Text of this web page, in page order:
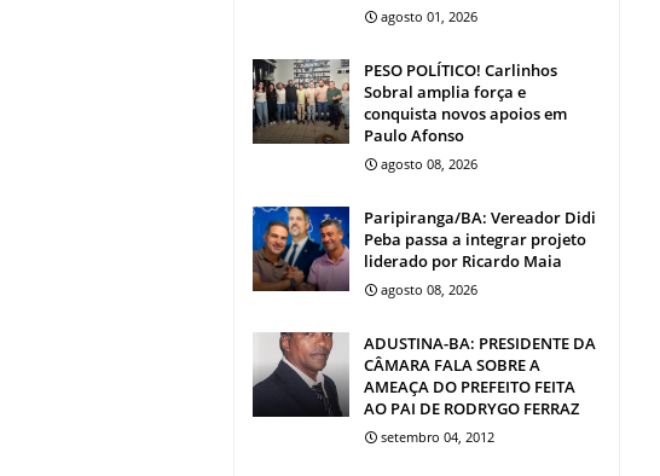
agosto 01, 2026
PESO POLÍTICO! Carlinhos
Sobral amplia força e
conquista novos apoios em
Paulo Afonso
agosto 08, 2026
Paripiranga/BA: Vereador Didi
Peba passa a integrar projeto
liderado por Ricardo Maia
agosto 08, 2026
ADUSTINA-BA: PRESIDENTE DA
CÂMARA FALA SOBRE A
AMEAÇA DO PREFEITO FEITA
AO PAI DE RODRYGO FERRAZ
setembro 04, 2012